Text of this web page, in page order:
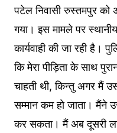
पटेल निवासी रुस्तमपुर को
गया। इस मामले पर
कार्यवाही की जा रही है।
कि मेरा पीड़िता के साथ
चाहती थी, किन्तु अगर मैं
सम्मान कम हो जाता। मैंने
कर सकता। मैं अब दूसरी